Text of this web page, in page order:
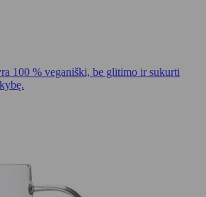
100 % veganiški, be glitimo ir sukurti